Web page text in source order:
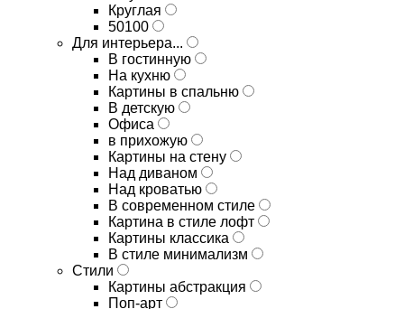
Круглая
50100
Для интерьера...
В гостинную
На кухню
Картины в спальню
В детскую
Офиса
в прихожую
Картины на стену
Над диваном
Над кроватью
В современном стиле
Картина в стиле лофт
Картины классика
В стиле минимализм
Стили
Картины абстракция
Поп-арт